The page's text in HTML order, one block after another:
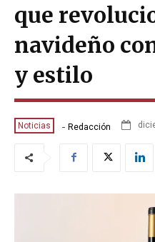
que
navideño
y estilo
Noticias - Redacción